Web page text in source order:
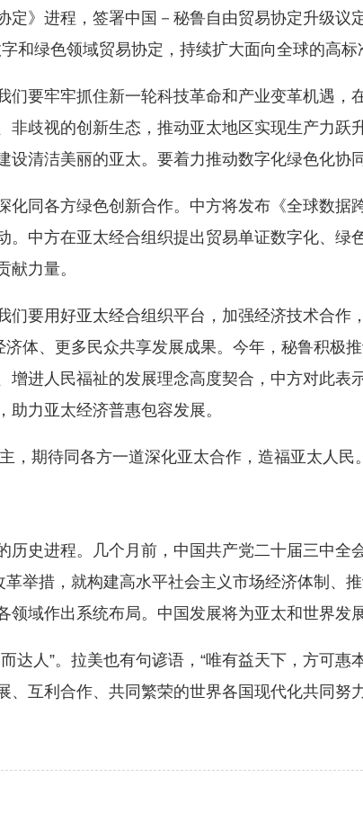
定》进程，签署中国－秘鲁自由贸易协定升级议
和绿色领域贸易协定，持续扩大面向全球的高标
要牢牢抓住新一轮科技革命和产业变革机遇，
非歧视的创新生态，推动亚太地区实现生产力跃
清洁美丽的亚太。要着力推动数字化绿色化协
各方绿色创新合作。中方将发布《全球数据
。中方在亚太经合组织提出贸易单证数字化、绿
力量。
用好亚太经合组织平台，加强经济技术合作
济体、更多民众共享发展成果。今年，秘鲁积极
增进人民福祉的发展理念高度契合，中方对此表
力亚太经济普惠包容发展。
期待同各方一道深化亚太合作，造福亚太人民。
史进程。几个月前，中国共产党二十届三中全
举措，就构建高水平社会主义市场经济体制、
域作出系统布局。中国发展将为亚太和世界发
人”。拉美也有句谚语，“唯有益天下，方可惠
互利合作、共同繁荣的世界各国现代化共同努力